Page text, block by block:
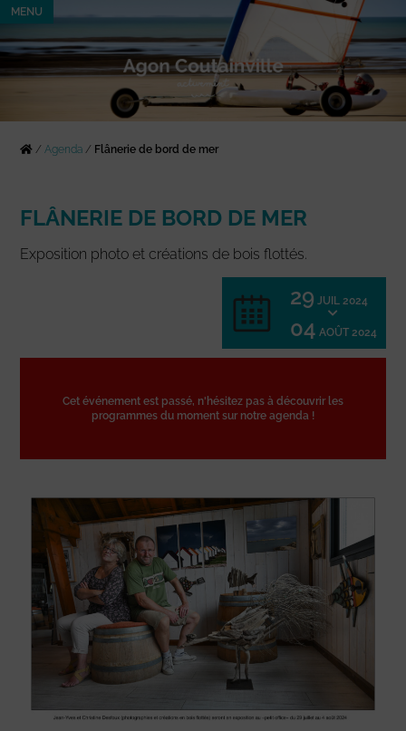
MENU
/Agenda / Flânerie de bord de mer
FLÂNERIE DE BORD DE MER
Exposition photo et créations de bois flottés.
29 JUIL 2024
04 AOÛT 2024
Cet événement est passé, n'hésitez pas à découvrir les
programmes du moment sur notre agenda !